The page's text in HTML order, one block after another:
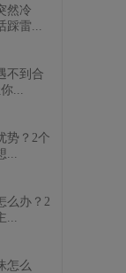
然冷
雷...
不到合
...
势？2个
么办？2
怎么